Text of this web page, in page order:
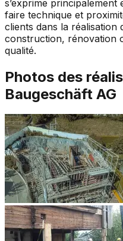
s’exprime
faire technique et
clients dans la réalisation
construction, rénovation
qualité.
Photos des
Baugeschäft AG